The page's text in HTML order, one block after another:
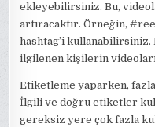
ekleyebilirsiniz. Bu,
artıracaktır. Örneğin,
hashtag’i kullanabilirsiniz.
ilgilenen kişilerin
Etiketleme yaparken,
İlgili ve doğru etiketler
gereksiz yere çok fazla